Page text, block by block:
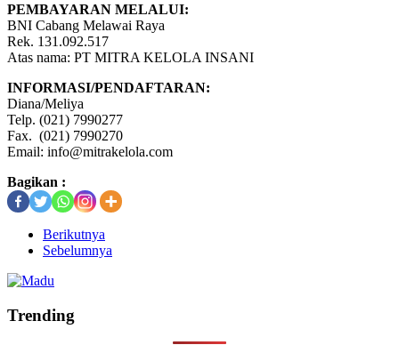
PEMBAYARAN MELALUI:
BNI Cabang Melawai Raya
Rek. 131.092.517
Atas nama: PT MITRA KELOLA INSANI
INFORMASI/PENDAFTARAN:
Diana/Meliya
Telp. (021) 7990277
Fax. (021) 7990270
Email: info@mitrakelola.com
Bagikan :
Berikutnya
Sebelumnya
Trending